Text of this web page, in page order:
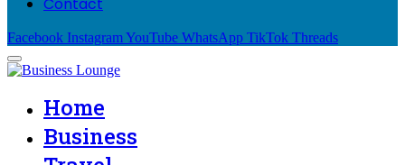
Contact
Facebook InstagramYouTube WhatsApp TikTok Threads
Home
Business